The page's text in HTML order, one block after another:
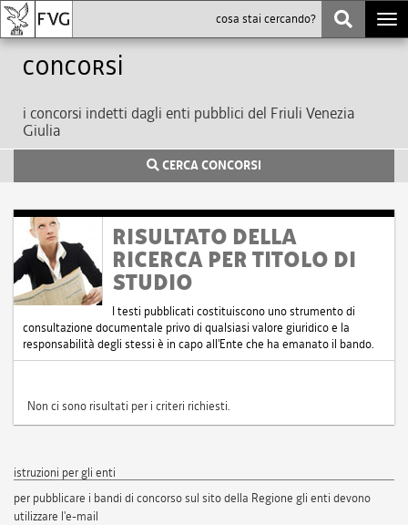
Concorsi
i concorsi indetti dagli enti pubblici del Friuli Venezia
Giulia
CERCA CONCORSI
RISULTATO DELLA
RICERCA PER TITOLO DI
STUDIO
I testi pubblicati costituiscono uno strumento di
consultazione documentale privo di qualsiasi valore giuridico e la
responsabilità degli stessi è in capo all'Ente che ha emanato il bando.
Non ci sono risultati per i criteri richiesti.
istruzioni per gli enti
per pubblicare i bandi di concorso sul sito della Regione gli enti devono
utilizzare l'e-mail